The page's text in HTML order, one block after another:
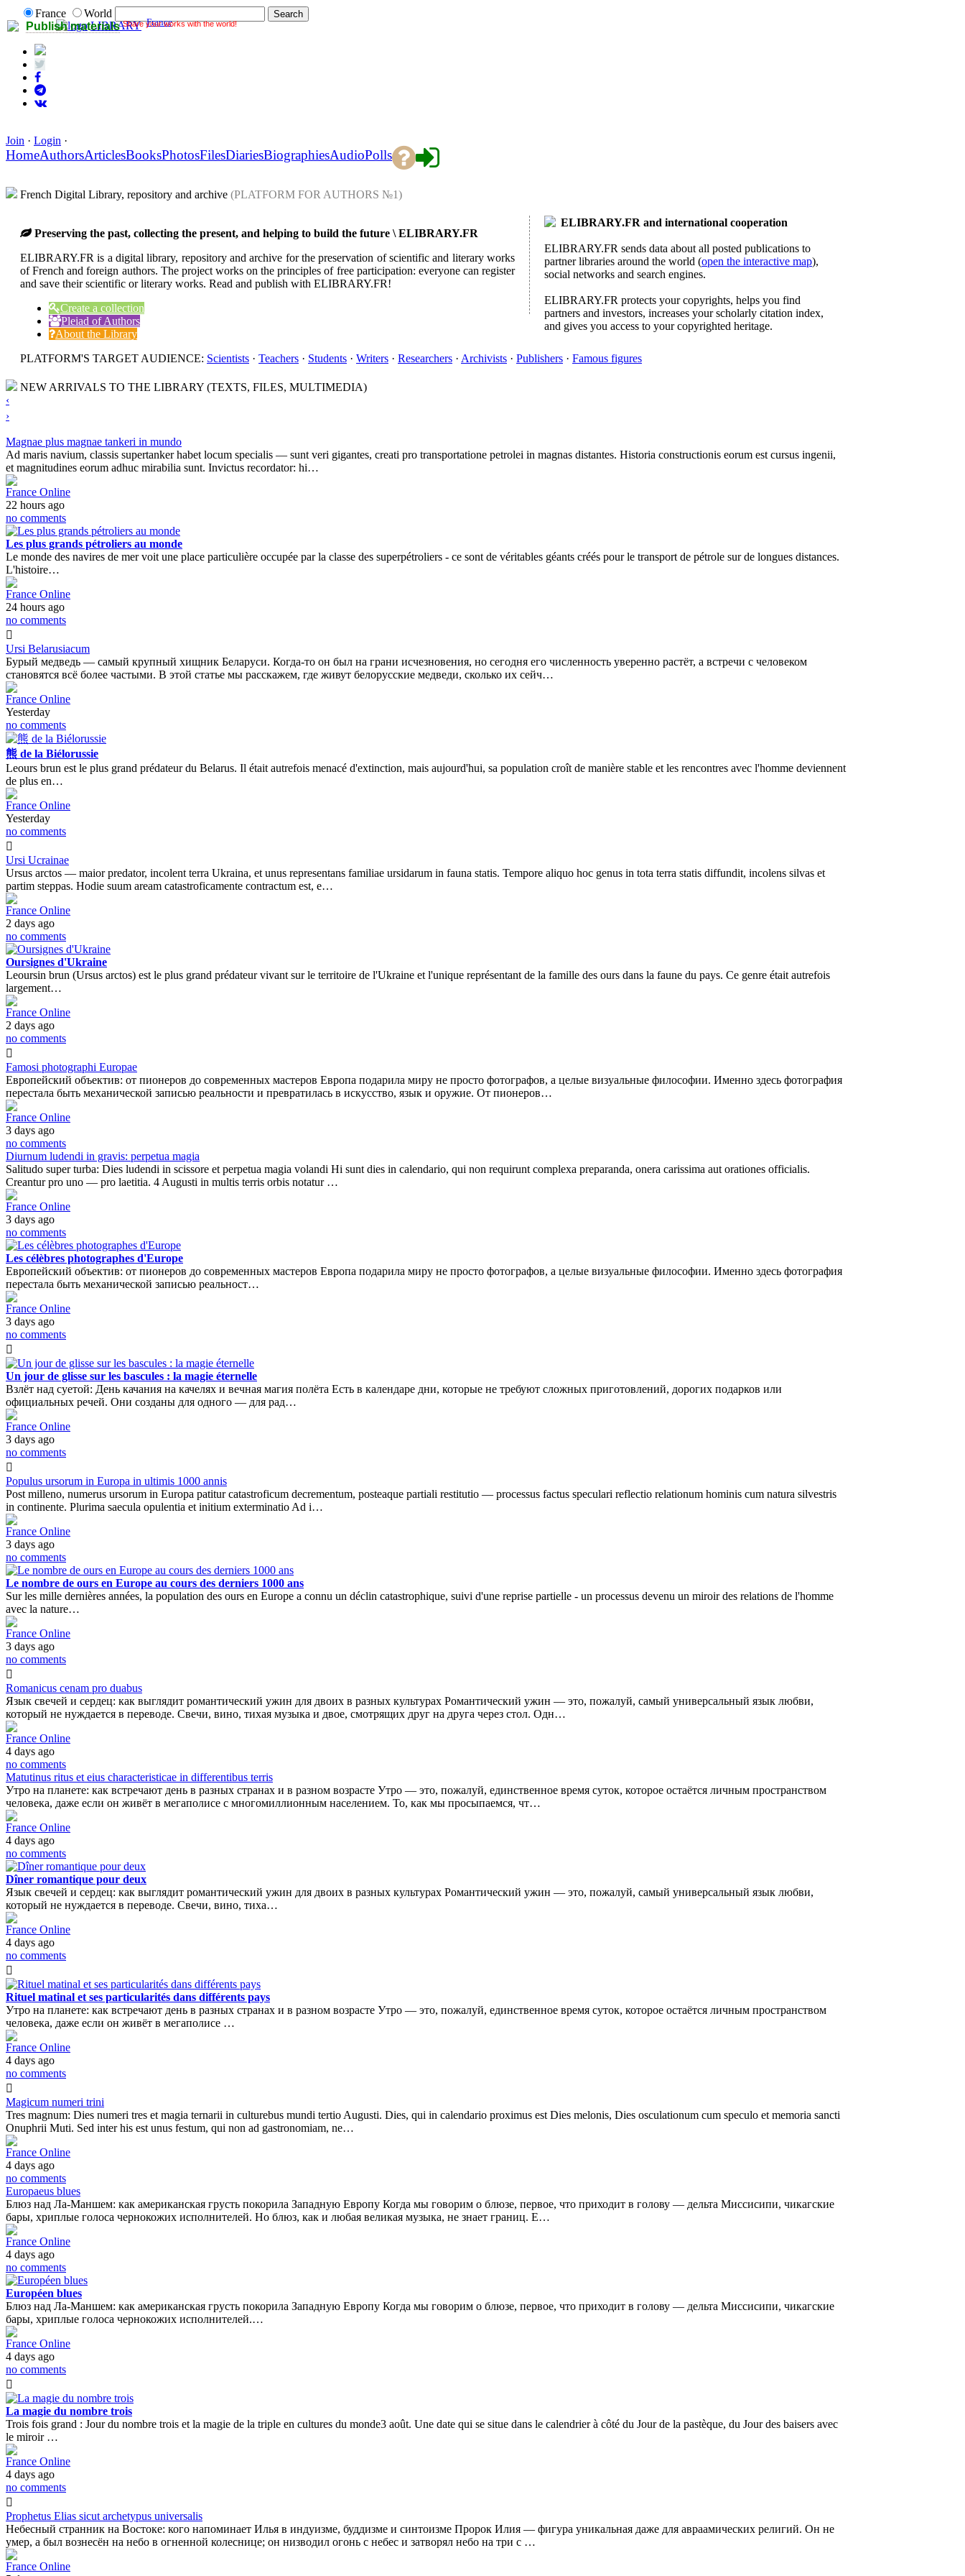
Publish materials Share your works with the world!
France
World
LIBRARY France
Join · Login ·
HomeAuthorsArticlesBooksPhotosFilesDiariesBiographiesAudioPolls
French Digital Library, repository and archive (PLATFORM FOR AUTHORS №1)
ELIBRARY.FR and international cooperation
ELIBRARY.FR sends data about all posted publications to
partner libraries around the world (open the interactive map),
social networks and search engines.
ELIBRARY.FR protects your copyrights, helps you find
partners and investors, increases your scholarly citation index,
and gives you access to your copyrighted heritage.
Preserving the past, collecting the present, and helping to build the future \ ELIBRARY.FR
ELIBRARY.FR is a digital library, repository and archive for the preservation of scientific and literary works
of French and foreign authors. The project works on the principles of free participation: everyone can register
and save their scientific or literary works. Read and publish with ELIBRARY.FR!
Create a collection
Pleiad of Authors
About the Library
PLATFORM'S TARGET AUDIENCE: Scientists · Teachers · Students · Writers · Researchers · Archivists · Publishers · Famous figures
NEW ARRIVALS TO THE LIBRARY (TEXTS, FILES, MULTIMEDIA)
‹
›
Magnae plus magnae tankeri in mundo
Ad maris navium, classis supertanker habet locum specialis — sunt veri gigantes, creati pro transportatione petrolei in magnas distantes. Historia constructionis eorum est cursus ingenii,
et magnitudines eorum adhuc mirabilia sunt. Invictus recordator: hi…
France Online
22 hours ago
no comments
Les plus grands pétroliers au monde
Le monde des navires de mer voit une place particulière occupée par la classe des superpétroliers - ce sont de véritables géants créés pour le transport de pétrole sur de longues distances.
L'histoire…
France Online
24 hours ago
no comments
Ursi Belarusiacum
Бурый медведь — самый крупный хищник Беларуси. Когда-то он был на грани исчезновения, но сегодня его численность уверенно растёт, а встречи с человеком
становятся всё более частыми. В этой статье мы расскажем, где живут белорусские медведи, сколько их сейч…
France Online
Yesterday
no comments
熊 de la Biélorussie
Leours brun est le plus grand prédateur du Belarus. Il était autrefois menacé d'extinction, mais aujourd'hui, sa population croît de manière stable et les rencontres avec l'homme deviennent
de plus en…
France Online
Yesterday
no comments
Ursi Ucrainae
Ursus arctos — maior predator, incolent terra Ukraina, et unus representans familiae ursidarum in fauna statis. Tempore aliquo hoc genus in tota terra statis diffundit, incolens silvas et
partim steppas. Hodie suum aream catastroficamente contractum est, e…
France Online
2 days ago
no comments
Oursignes d'Ukraine
Leoursin brun (Ursus arctos) est le plus grand prédateur vivant sur le territoire de l'Ukraine et l'unique représentant de la famille des ours dans la faune du pays. Ce genre était autrefois
largement…
France Online
2 days ago
no comments
Famosi photographi Europae
Европейский объектив: от пионеров до современных мастеров Европа подарила миру не просто фотографов, а целые визуальные философии. Именно здесь фотография
перестала быть механической записью реальности и превратилась в искусство, язык и оружие. От пионеров…
France Online
3 days ago
no comments
Diurnum ludendi in gravis: perpetua magia
Salitudo super turba: Dies ludendi in scissore et perpetua magia volandi Hi sunt dies in calendario, qui non requirunt complexa preparanda, onera carissima aut orationes officialis.
Creantur pro uno — pro laetitia. 4 Augusti in multis terris orbis notatur …
France Online
3 days ago
no comments
Les célèbres photographes d'Europe
Европейский объектив: от пионеров до современных мастеров Европа подарила миру не просто фотографов, а целые визуальные философии. Именно здесь фотография
перестала быть механической записью реальност…
France Online
3 days ago
no comments
Un jour de glisse sur les bascules : la magie éternelle
Взлёт над суетой: День качания на качелях и вечная магия полёта Есть в календаре дни, которые не требуют сложных приготовлений, дорогих подарков или
официальных речей. Они созданы для одного — для рад…
France Online
3 days ago
no comments
Populus ursorum in Europa in ultimis 1000 annis
Post milleno, numerus ursorum in Europa patitur catastroficum decrementum, posteaque partiali restitutio — processus factus speculari reflectio relationum hominis cum natura silvestris
in continente. Plurima saecula opulentia et initium exterminatio Ad i…
France Online
3 days ago
no comments
Le nombre de ours en Europe au cours des derniers 1000 ans
Sur les mille dernières années, la population des ours en Europe a connu un déclin catastrophique, suivi d'une reprise partielle - un processus devenu un miroir des relations de l'homme
avec la nature…
France Online
3 days ago
no comments
Romanicus cenam pro duabus
Язык свечей и сердец: как выглядит романтический ужин для двоих в разных культурах Романтический ужин — это, пожалуй, самый универсальный язык любви,
который не нуждается в переводе. Свечи, вино, тихая музыка и двое, смотрящих друг на друга через стол. Одн…
France Online
4 days ago
no comments
Matutinus ritus et eius characteristicae in differentibus terris
Утро на планете: как встречают день в разных странах и в разном возрасте Утро — это, пожалуй, единственное время суток, которое остаётся личным пространством
человека, даже если он живёт в мегаполисе с многомиллионным населением. То, как мы просыпаемся, чт…
France Online
4 days ago
no comments
Dîner romantique pour deux
Язык свечей и сердец: как выглядит романтический ужин для двоих в разных культурах Романтический ужин — это, пожалуй, самый универсальный язык любви,
который не нуждается в переводе. Свечи, вино, тиха…
France Online
4 days ago
no comments
Rituel matinal et ses particularités dans différents pays
Утро на планете: как встречают день в разных странах и в разном возрасте Утро — это, пожалуй, единственное время суток, которое остаётся личным пространством
человека, даже если он живёт в мегаполисе …
France Online
4 days ago
no comments
Magicum numeri trini
Tres magnum: Dies numeri tres et magia ternarii in culturebus mundi tertio Augusti. Dies, qui in calendario proximus est Dies melonis, Dies osculationum cum speculo et memoria sancti
Onuphrii Muti. Sed inter his est unus festum, qui non ad gastronomiam, ne…
France Online
4 days ago
no comments
Europaeus blues
Блюз над Ла-Маншем: как американская грусть покорила Западную Европу Когда мы говорим о блюзе, первое, что приходит в голову — дельта Миссисипи, чикагские
бары, хриплые голоса чернокожих исполнителей. Но блюз, как и любая великая музыка, не знает границ. Е…
France Online
4 days ago
no comments
Européen blues
Блюз над Ла-Маншем: как американская грусть покорила Западную Европу Когда мы говорим о блюзе, первое, что приходит в голову — дельта Миссисипи, чикагские
бары, хриплые голоса чернокожих исполнителей.…
France Online
4 days ago
no comments
La magie du nombre trois
Trois fois grand : Jour du nombre trois et la magie de la triple en cultures du monde3 août. Une date qui se situe dans le calendrier à côté du Jour de la pastèque, du Jour des baisers avec
le miroir …
France Online
4 days ago
no comments
Prophetus Elias sicut archetypus universalis
Небесный странник на Востоке: кого напоминает Илья в индуизме, буддизме и синтоизме Пророк Илия — фигура уникальная даже для авраамических религий. Он не
умер, а был вознесён на небо в огненной колеснице; он низводил огонь с небес и затворял небо на три с …
France Online